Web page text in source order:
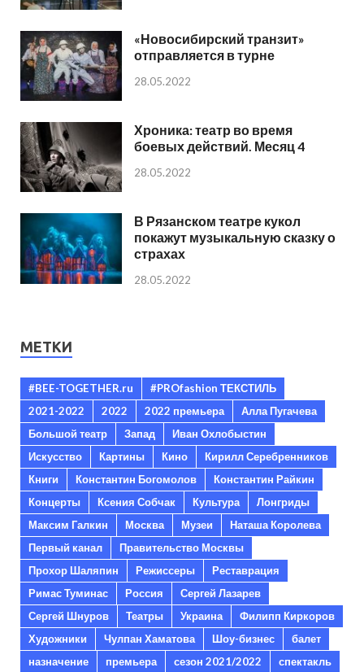
«Новосибирский транзит»
отправляется в турне
28.05.2022
Хроника: театр во время
боевых действий. Месяц 4
28.05.2022
В Рязанском театре кукол
покажут музыкальную сказку о
страхах
28.05.2022
МЕТКИ
#BEE-TOGETHER.ru
#PROfashion ТЕКСТИЛЬ
2021-2022
2022 2022 премьера
Алла Пугачева
Большой театр
Запад
Иван Охлобыстин
Искусство
Картины Кино
Кирилл Серебренников
Книги
Константин Богомолов
Константин Райкин
Концерты
Ксения Собчак Культура
Лонгриды
Максим Галкин
Москва Музеи
Наташа Королева
Первый канал
Правительство Москвы
Прохор Шаляпин
Режиссеры
Реставрация
Римас Туминас
Россия
Сергей Лазарев
Сергей Шнуров
Театры Украина
Филипп Киркоров
Художники
Чулпан Хаматова Шоу-бизнес
балет
назначение
премьера сезон 2021/2022
спектакль